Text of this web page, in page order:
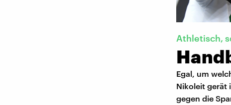
Athletisch,
Egal, um
Nikoleit gerät
gegen die